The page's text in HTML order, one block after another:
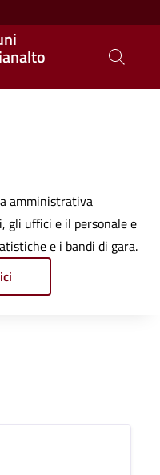
amministrativa
gli uffici e il personale e
e i bandi di gara.